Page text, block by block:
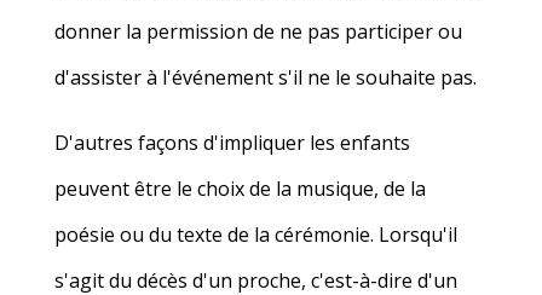
donner la permission de ne pas participer ou
d'assister à l'événement s'il ne le souhaite pas.
D'autres façons d'impliquer les enfants
peuvent être le choix de la musique, de la
poésie ou du texte de la cérémonie. Lorsqu'il
s'agit du décès d'un proche, c'est-à-dire d'un